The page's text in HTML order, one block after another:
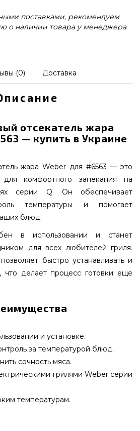
поставками, рекомендуем
о наличии товара у менеджера
(0) Доставка
отсекатель жара
— купить в Украине
жара Weber для #6563 — это
комфортного запекания на
серии Q. Он обеспечивает
температуры и помогает
блюд.
в использовании и станет
для всех любителей гриля.
быстро устанавливать и
что делает процесс готовки еще
и установке.
за температурой блюд.
сочность мяса.
грилями Weber серии
температурам.